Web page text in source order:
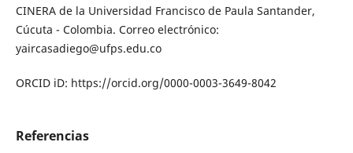
CINERA de la Universidad Francisco de Paula Santander,
Cúcuta - Colombia. Correo electrónico:
yaircasadiego@ufps.edu.co
ORCID iD: https://orcid.org/0000-0003-3649-8042
Referencias